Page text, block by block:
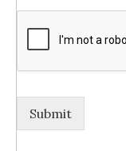
Submit